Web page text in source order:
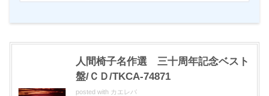
人間椅子名作選 三十周年記念ベスト
盤/ＣＤ/TKCA-74871
posted with カエレバ